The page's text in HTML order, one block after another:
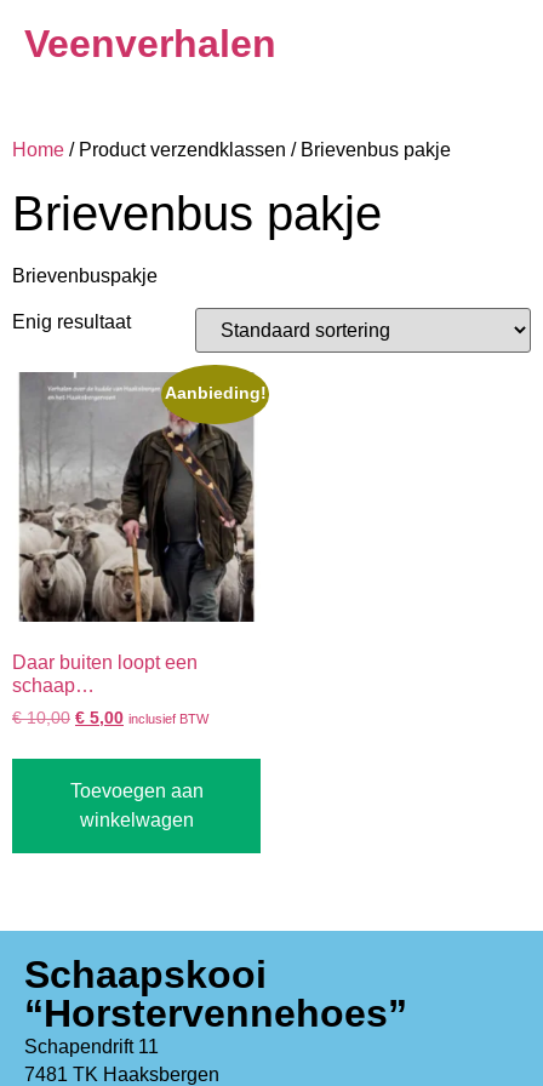
Veenverhalen
Home / Product verzendklassen / Brievenbus pakje
Brievenbus pakje
Brievenbuspakje
Enig resultaat
Aanbieding!
Daar buiten loopt een
schaap…
€10,00 € 5,00 inclusief BTW
Toevoegen aan
winkelwagen
Schaapskooi
“Horstervennehoes”
Schapendrift 11
7481 TK Haaksbergen